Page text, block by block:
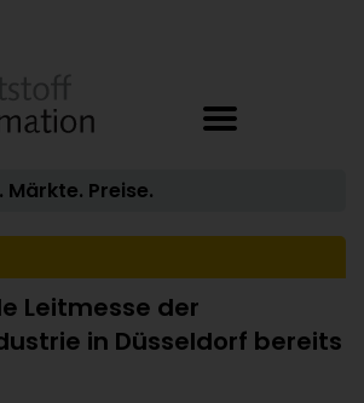
Preise.
Leitmesse der
in Düsseldorf bereits